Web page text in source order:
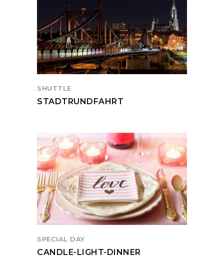
SHUTTLE
STADTRUNDFAHRT
SPECIAL DAY
CANDLE-LIGHT-DINNER